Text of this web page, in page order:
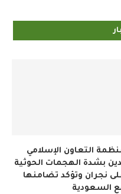
التعاون الإسلامي
بشدة الهجمات الحوثية
نجران وتؤكد تضامنها
السعودية